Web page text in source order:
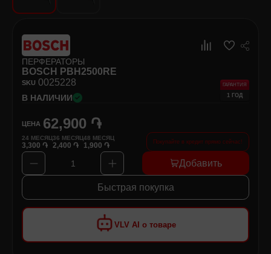
Самокаты и Гироскутеры
VLV AI о товаре
ПЕРФЕРАТОРЫ
BOSCH PBH2500RE
SKU 0025228
В НАЛИЧИИ
ГАРАНТИЯ
1 ГОД
ЦЕНА 62,900 ֏
24 МЕСЯЦ
3,300 ֏
36 МЕСЯЦ
2,400 ֏
48 МЕСЯЦ
1,900 ֏ Покупайте в кредит прямо сейчас!
1 Добавить
Быстрая покупка